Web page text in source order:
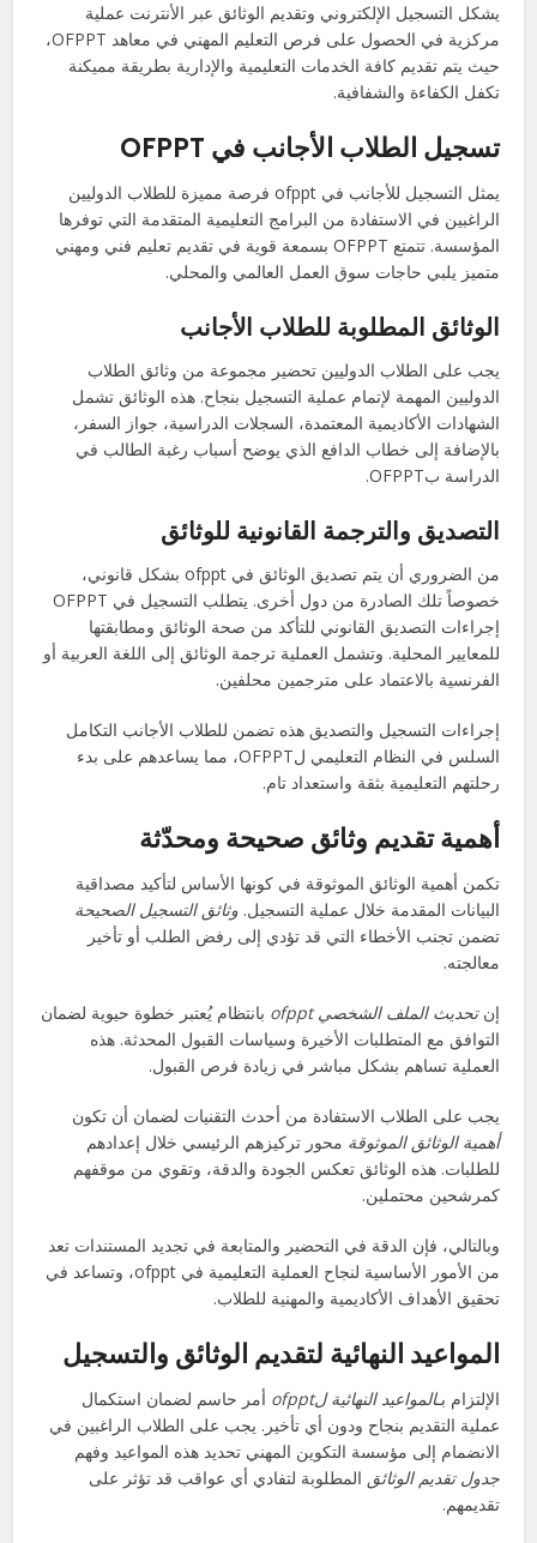
يشكل التسجيل الإلكتروني وتقديم الوثائق عبر الأنترنت عملية
مركزية في الحصول على فرص التعليم المهني في معاهد OFPPT،
حيث يتم تقديم كافة الخدمات التعليمية والإدارية بطريقة مميكنة
تكفل الكفاءة والشفافية.
تسجيل الطلاب الأجانب في OFPPT
يمثل التسجيل للأجانب في ofppt فرصة مميزة للطلاب الدوليين
الراغبين في الاستفادة من البرامج التعليمية المتقدمة التي توفرها
المؤسسة. تتمتع OFPPT بسمعة قوية في تقديم تعليم فني ومهني
متميز يلبي حاجات سوق العمل العالمي والمحلي.
الوثائق المطلوبة للطلاب الأجانب
يجب على الطلاب الدوليين تحضير مجموعة من وثائق الطلاب
الدوليين المهمة لإتمام عملية التسجيل بنجاح. هذه الوثائق تشمل
الشهادات الأكاديمية المعتمدة، السجلات الدراسية، جواز السفر،
بالإضافة إلى خطاب الدافع الذي يوضح أسباب رغبة الطالب في
الدراسة بOFPPT.
التصديق والترجمة القانونية للوثائق
من الضروري أن يتم تصديق الوثائق في ofppt بشكل قانوني،
خصوصاً تلك الصادرة من دول أخرى. يتطلب التسجيل في OFPPT
إجراءات التصديق القانوني للتأكد من صحة الوثائق ومطابقتها
للمعايير المحلية. وتشمل العملية ترجمة الوثائق إلى اللغة العربية أو
الفرنسية بالاعتماد على مترجمين محلفين.
إجراءات التسجيل والتصديق هذه تضمن للطلاب الأجانب التكامل
السلس في النظام التعليمي لOFPPT، مما يساعدهم على بدء
رحلتهم التعليمية بثقة واستعداد تام.
أهمية تقديم وثائق صحيحة ومحدّثة
تكمن أهمية الوثائق الموثوقة في كونها الأساس لتأكيد مصداقية
البيانات المقدمة خلال عملية التسجيل.وثائق التسجيل الصحيحة
تضمن تجنب الأخطاء التي قد تؤدي إلى رفض الطلب أو تأخير
معالجته.
إنتحديث الملف الشخصي ofppt
بانتظام يُعتبر خطوة حيوية لضمان
التوافق مع المتطلبات الأخيرة وسياسات القبول المحدثة. هذه
العملية تساهم بشكل مباشر في زيادة فرص القبول.
يجب على الطلاب الاستفادة من أحدث التقنيات لضمان أن تكون
أهمية الوثائق الموثوقة محور تركيزهم الرئيسي خلال إعدادهم
للطلبات. هذه الوثائق تعكس الجودة والدقة، وتقوي من موقفهم
كمرشحين محتملين.
وبالتالي، فإن الدقة في التحضير والمتابعة في تجديد المستندات تعد
من الأمور الأساسية لنجاح العملية التعليمية في ofppt، وتساعد في
تحقيق الأهداف الأكاديمية والمهنية للطلاب.
المواعيد النهائية لتقديم الوثائق والتسجيل
الإلتزام بـالمواعيد النهائية لofppt
أمر حاسم لضمان استكمال
عملية التقديم بنجاح ودون أي تأخير. يجب على الطلاب الراغبين في
الانضمام إلى مؤسسة التكوين المهني تحديد هذه المواعيد وفهم
جدول تقديم الوثائق المطلوبة لتفادي أي عواقب قد تؤثر على
تقديمهم.